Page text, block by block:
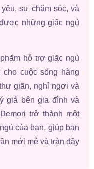
sự chăm sóc, và
những giấc ngủ
hỗ trợ giấc ngủ
cuộc sống hàng
giãn, nghỉ ngơi và
giá bên gia đình và
trở thành một
của bạn, giúp bạn
mới mẻ và tràn đầy